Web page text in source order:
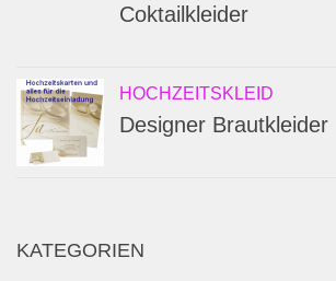
Coktailkleider
HOCHZEITSKLEID
Designer Brautkleider
KATEGORIEN